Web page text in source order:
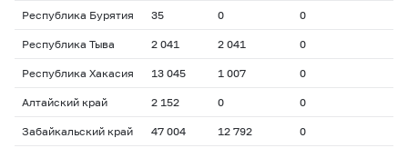
Республика Бурятия 35 0 0
Республика Тыва 2 041 2 041 0
Республика Хакасия 13 045 1 007 0
Алтайский край 2 152 0 0
Забайкальский край 47 004 12 792 0